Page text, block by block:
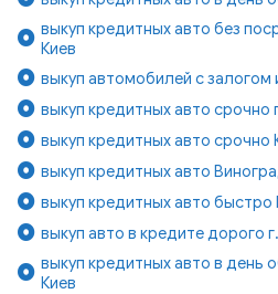
выкуп кредитных авто без
Киев
выкуп автомобилей с залогом
выкуп кредитных авто срочно
выкуп кредитных авто срочно
выкуп кредитных авто
выкуп кредитных авто быстро
выкуп авто в кредите дорого
выкуп кредитных авто в день
Киев